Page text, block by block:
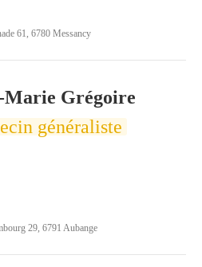
61, 6780 Messancy
Marie Grégoire
généraliste
29, 6791 Aubange